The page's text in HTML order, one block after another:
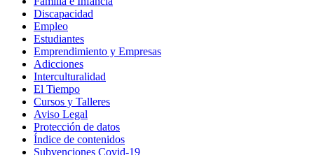
Discapacidad
Empleo
Estudiantes
Emprendimiento y Empresas
Adicciones
Interculturalidad
El Tiempo
Cursos y Talleres
Aviso Legal
Protección de datos
Índice de contenidos
Subvenciones Covid-19